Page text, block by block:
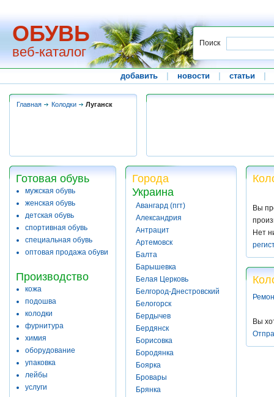
ОБУВЬ
веб-каталог
Поиск
добавить новости статьи
Главная Колодки Луганск
Готовая обувь
мужская обувь
женская обувь
детская обувь
спортивная обувь
специальная обувь
оптовая продажа обуви
Производство
кожа
подошва
колодки
фурнитура
химия
оборудование
упаковка
лейбы
услуги
Города
Украина
Авангард (пгт)
Александрия
Антрацит
Артемовск
Балта
Барышевка
Белая Церковь
Белгород-Днестровский
Белогорск
Бердычев
Бердянск
Борисовка
Бородянка
Боярка
Бровары
Брянка
Вы
Нет
Вы